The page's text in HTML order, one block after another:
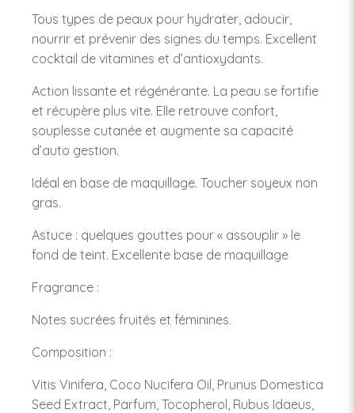
Tous types de peaux pour hydrater, adoucir,
nourrir et prévenir des signes du temps. Excellent
cocktail de vitamines et d’antioxydants.
Action lissante et régénérante. La peau se fortifie
et récupère plus vite. Elle retrouve confort,
souplesse cutanée et augmente sa capacité
d’auto gestion.
Idéal en base de maquillage. Toucher soyeux non
gras.
Astuce : quelques gouttes pour « assouplir » le
fond de teint. Excellente base de maquillage
Fragrance :
Notes sucrées fruités et féminines.
Composition :
Vitis Vinifera, Coco Nucifera Oil, Prunus Domestica
Seed Extract, Parfum, Tocopherol, Rubus Idaeus,